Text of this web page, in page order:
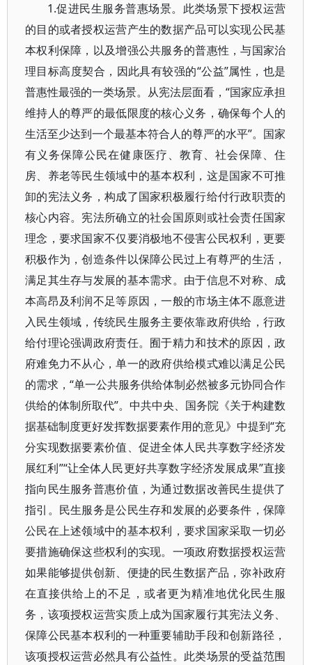
1.促进民生服务普惠场景。此类场景下授权运营
的目的或者授权运营产生的数据产品可以实现公民基
本权利保障，以及增强公共服务的普惠性，与国家治
理目标高度契合，因此具有较强的“公益”属性，也是
普惠性最强的一类场景。从宪法层面看，“国家应承担
维持人的尊严的最低限度的核心义务，确保每个人的
生活至少达到一个最基本符合人的尊严的水平”。国家
有义务保障公民在健康医疗、教育、社会保障、住
房、养老等民生领域中的基本权利，这是国家不可推
卸的宪法义务，构成了国家积极履行给付行政职责的
核心内容。宪法所确立的社会国原则或社会责任国家
理念，要求国家不仅要消极地不侵害公民权利，更要
积极作为，创造条件以保障公民过上有尊严的生活，
满足其生存与发展的基本需求。由于信息不对称、成
本高昂及利润不足等原因，一般的市场主体不愿意进
入民生领域，传统民生服务主要依靠政府供给，行政
给付理论强调政府责任。囿于精力和技术的原因，政
府难免力不从心，单一的政府供给模式难以满足公民
的需求，“单一公共服务供给体制必然被多元协同合作
供给的体制所取代”。中共中央、国务院《关于构建数
据基础制度更好发挥数据要素作用的意见》中提到“充
分实现数据要素价值、促进全体人民共享数字经济发
展红利”“让全体人民更好共享数字经济发展成果”直接
指向民生服务普惠价值，为通过数据改善民生提供了
指引。民生服务是公民生存和发展的必要条件，保障
公民在上述领域中的基本权利，要求国家采取一切必
要措施确保这些权利的实现。一项政府数据授权运营
如果能够提供创新、便捷的民生数据产品，弥补政府
在直接供给上的不足，或者更为精准地优化民生服
务，该项授权运营实质上成为国家履行其宪法义务、
保障公民基本权利的一种重要辅助手段和创新路径，
该项授权运营必然具有公益性。此类场景的受益范围